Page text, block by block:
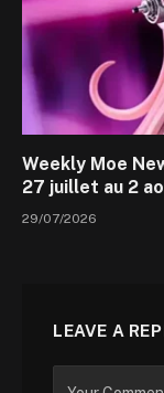
Weekly Moe
27 juillet au 2
29/07/2026
LEAVE A